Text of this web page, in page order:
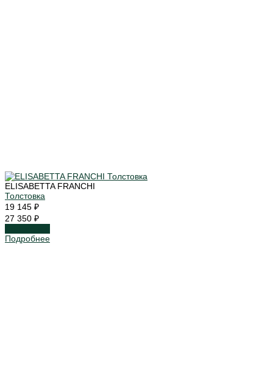
ELISABETTA FRANCHI
Толстовка
19 145 ₽
27 350 ₽
Подробнее